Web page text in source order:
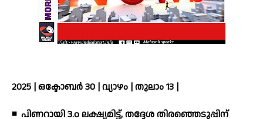
2025 | ഒക്ടോബർ 30 | വ്യാഴം | തുലാം 13 |
◾ പിണറായി 3.o ലക്ഷ്യമിട്ട്, തദ്ദേശ തിരഞ്ഞെടുപ്പിന്